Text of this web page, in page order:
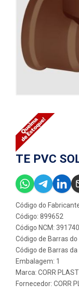
TE PVC
Código do
Código: 899652
Código NCM:
Código de Barras
Código de Barras
Embalagem: 1
Marca: CORR
Fornecedor: CORR